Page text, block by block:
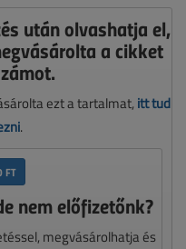
után olvashatja el,
a cikket
ezt a tartalmat, itt tud
.
FT
nem előfizetőnk?
megvásárolhatja és